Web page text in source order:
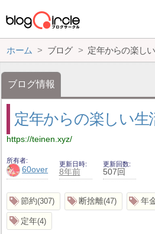
ホーム ブログ 定年からの楽し
ブログ情報
定年からの楽しい生
https://teinen.xyz/
所有者
60over
更新日時
8年前
更新回数
507回
節約 307 断捨離 47 年
定年 4